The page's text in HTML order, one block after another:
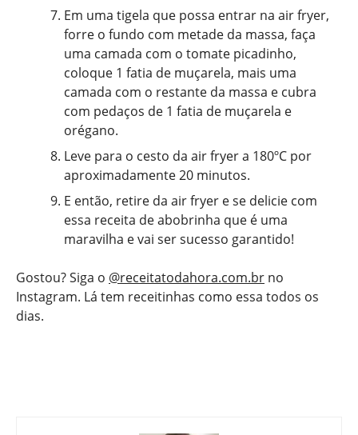
Em uma tigela que possa entrar na air fryer,
forre o fundo com metade da massa, faça
uma camada com o tomate picadinho,
coloque 1 fatia de muçarela, mais uma
camada com o restante da massa e cubra
com pedaços de 1 fatia de muçarela e
orégano.
Leve para o cesto da air fryer a 180ºC por
aproximadamente 20 minutos.
E então, retire da air fryer e se delicie com
essa receita de abobrinha que é uma
maravilha e vai ser sucesso garantido!
Gostou? Siga o @receitatodahora.com.br no
Instagram. Lá tem receitinhas como essa todos os
dias.